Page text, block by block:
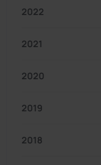
2022
2021
2020
2019
2018